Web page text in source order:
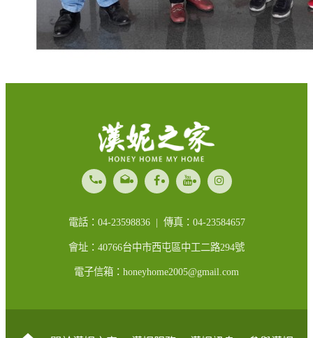
call drafts
電話：04-23598836 | 傳真：04-23584657
會址：40766台中市西屯區中工二路294號
電子信箱：honeyhome2005@gmail.com